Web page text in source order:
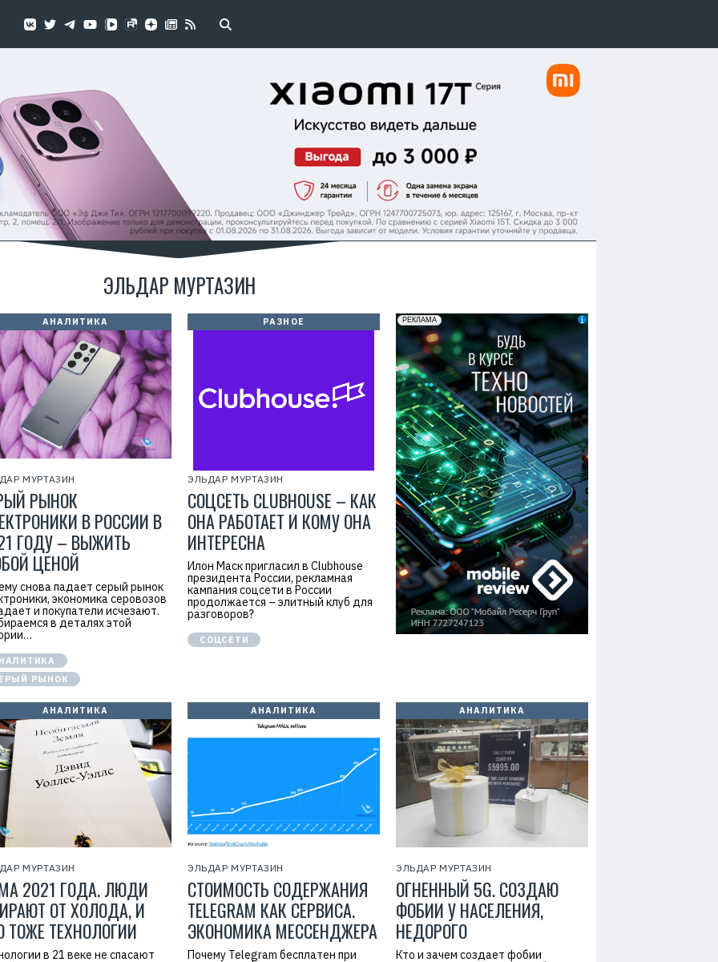
ЭЛЬДАР МУРТАЗИН
АНАЛИТИКА
МУРТАЗИН
РЫНОК
В РОССИИ В
ГОДУ – ВЫЖИТЬ
ЦЕНОЙ
снова падает серый рынок
экономика серовозов
и покупатели исчезают.
в деталях этой
РЫНОК
РАЗНОЕ
ЭЛЬДАР МУРТАЗИН
СОЦСЕТЬ CLUBHOUSE – КАК
ОНА РАБОТАЕТ И КОМУ ОНА
ИНТЕРЕСНА
Илон Маск пригласил в Clubhouse
президента России, рекламная
кампания соцсети в России
продолжается – элитный клуб для
разговоров?
СОЦСЕТИ
АНАЛИТИКА
МУРТАЗИН
2021 ГОДА. ЛЮДИ
ОТ ХОЛОДА, И
ТОЖЕ ТЕХНОЛОГИИ
в 21 веке не спасают
АНАЛИТИКА
ЭЛЬДАР МУРТАЗИН
СТОИМОСТЬ СОДЕРЖАНИЯ
TELEGRAM КАК СЕРВИСА.
ЭКОНОМИКА МЕССЕНДЖЕРА
Почему Telegram бесплатен при
АНАЛИТИКА
ЭЛЬДАР МУРТАЗИН
ОГНЕННЫЙ 5G. СОЗДАЮ
ФОБИИ У НАСЕЛЕНИЯ,
НЕДОРОГО
Кто и зачем создает фобии